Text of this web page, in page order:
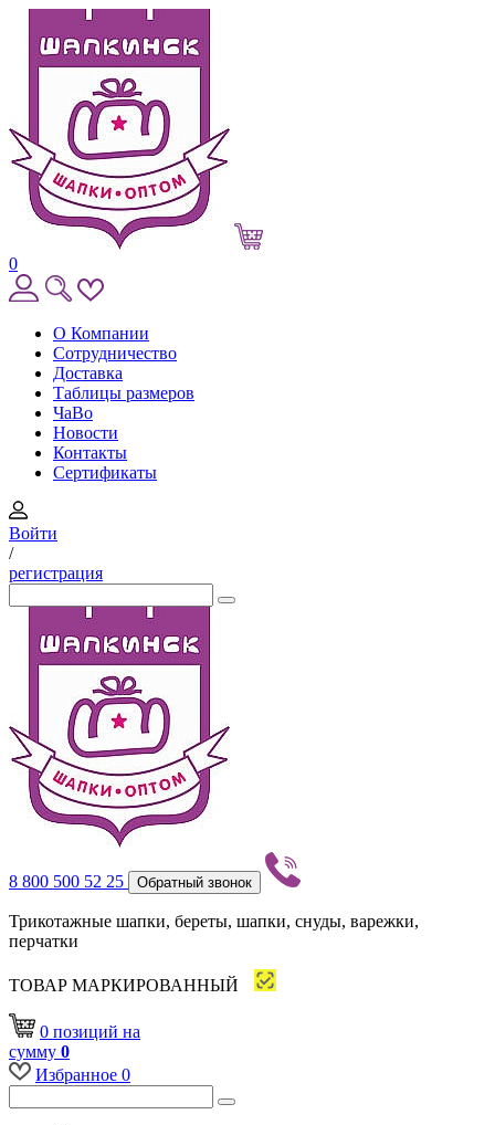
0
О Компании
Сотрудничество
Доставка
Таблицы размеров
ЧаВо
Новости
Контакты
Сертификаты
Войти
/
регистрация
8 800 500 52 25 Обратный звонок
Трикотажные шапки, береты, шапки, снуды, варежки,
перчатки
ТОВАР МАРКИРОВАННЫЙ
0 позиций на
сумму 0
Избранное 0